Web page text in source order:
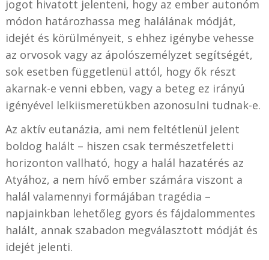
jogot hivatott jelenteni, hogy az ember autonóm
módon határozhassa meg halálának módját,
idejét és körülményeit, s ehhez igénybe vehesse
az orvosok vagy az ápolószemélyzet segítségét,
sok esetben függetlenül attól, hogy ők részt
akarnak-e venni ebben, vagy a beteg ez irányú
igényével lelkiismeretükben azonosulni tudnak-e.
Az aktív eutanázia, ami nem feltétlenül jelent
boldog halált – hiszen csak természetfeletti
horizonton vallható, hogy a halál hazatérés az
Atyához, a nem hívő ember számára viszont a
halál valamennyi formájában tragédia –
napjainkban lehetőleg gyors és fájdalommentes
halált, annak szabadon megválasztott módját és
idejét jelenti.